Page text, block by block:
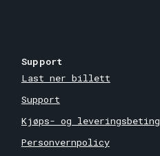
Support
Last ner billett
Support
Kjøps- og
Personvernpolicy